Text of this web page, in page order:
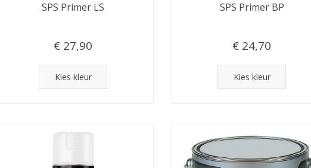
SPS Primer LS
€ 27,90
Kies kleur
SPS Primer BP
€ 24,70
Kies kleur